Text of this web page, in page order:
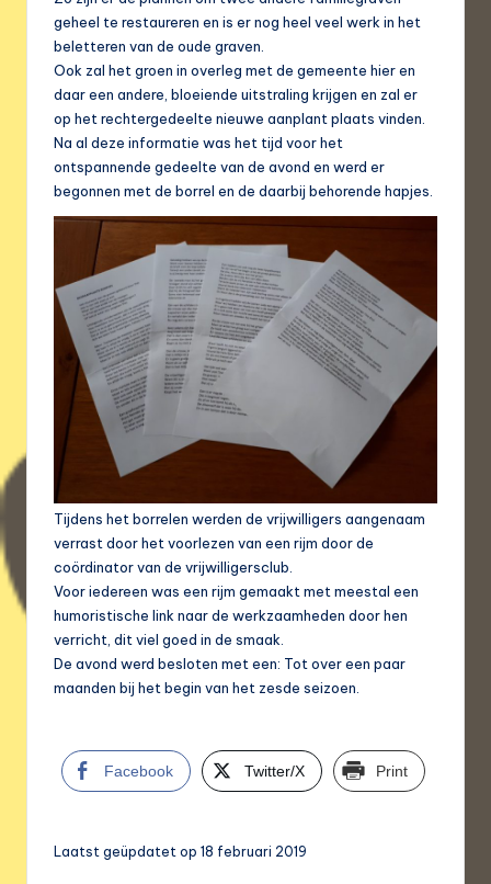
geheel te restaureren en is er nog heel veel werk in het
beletteren van de oude graven.
Ook zal het groen in overleg met de gemeente hier en
daar een andere, bloeiende uitstraling krijgen en zal er
op het rechtergedeelte nieuwe aanplant plaats vinden.
Na al deze informatie was het tijd voor het
ontspannende gedeelte van de avond en werd er
begonnen met de borrel en de daarbij behorende hapjes.
Tijdens het borrelen werden de vrijwilligers aangenaam
verrast door het voorlezen van een rijm door de
coördinator van de vrijwilligersclub.
Voor iedereen was een rijm gemaakt met meestal een
humoristische link naar de werkzaamheden door hen
verricht, dit viel goed in de smaak.
De avond werd besloten met een: Tot over een paar
maanden bij het begin van het zesde seizoen.
Facebook Twitter/X Print
Laatst geüpdatet op 18 februari 2019